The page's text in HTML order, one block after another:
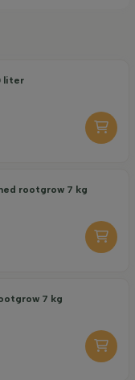
liter
rootgrow 7 kg
7 kg